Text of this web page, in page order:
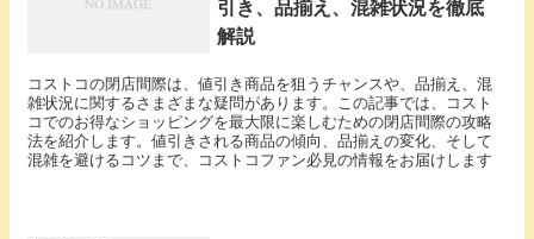
引き、品揃え、混雑状況を徹底
解説
コストコの閉店間際は、値引き商品を狙うチャンスや、品揃え、混
雑状況に関するさまざまな疑問があります。この記事では、コスト
コでのお得なショッピングを最大限に楽しむための閉店間際の攻略
法を紹介します。値引きされる商品の傾向、品揃えの変化、そして
混雑を避けるコツまで、コストコファン必見の情報をお届けします